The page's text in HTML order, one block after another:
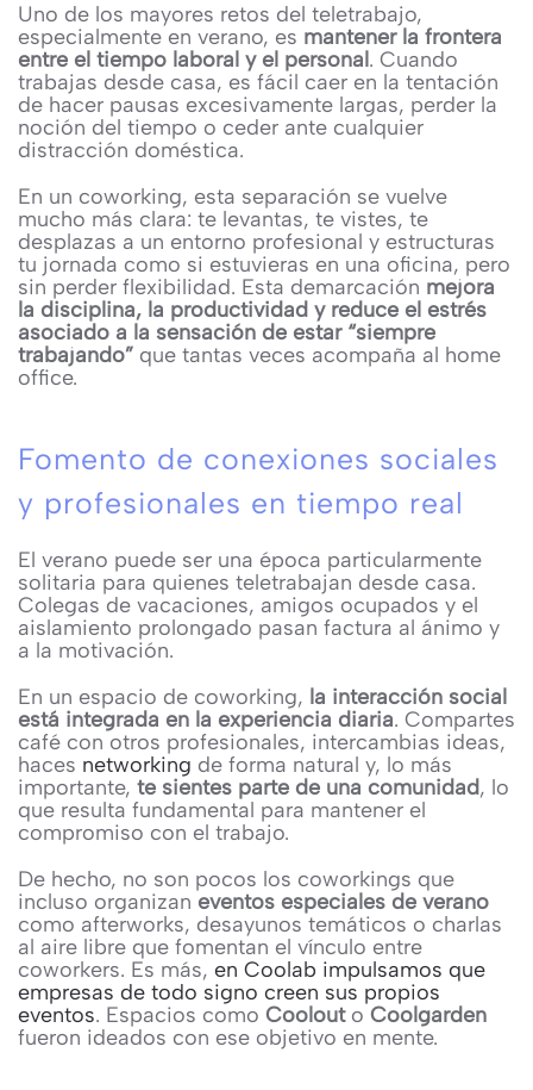
Uno de los mayores retos del teletrabajo,
especialmente en verano, es mantener la frontera
entre el tiempo laboral y el personal. Cuando
trabajas desde casa, es fácil caer en la tentación
de hacer pausas excesivamente largas, perder la
noción del tiempo o ceder ante cualquier
distracción doméstica.
En un coworking, esta separación se vuelve
mucho más clara: te levantas, te vistes, te
desplazas a un entorno profesional y estructuras
tu jornada como si estuvieras en una oficina, pero
sin perder flexibilidad. Esta demarcación mejora
la disciplina, la productividad y reduce el estrés
asociado a la sensación de estar “siempre
trabajando” que tantas veces acompaña al home
office.
Fomento de conexiones sociales
y profesionales en tiempo real
El verano puede ser una época particularmente
solitaria para quienes teletrabajan desde casa.
Colegas de vacaciones, amigos ocupados y el
aislamiento prolongado pasan factura al ánimo y
a la motivación.
En un espacio de coworking, la interacción social
está integrada en la experiencia diaria. Compartes
café con otros profesionales, intercambias ideas,
haces networking de forma natural y, lo más
importante, te sientes parte de una comunidad, lo
que resulta fundamental para mantener el
compromiso con el trabajo.
De hecho, no son pocos los coworkings que
incluso organizan eventos especiales de verano
como afterworks, desayunos temáticos o charlas
al aire libre que fomentan el vínculo entre
coworkers. Es más, en Coolab impulsamos que
empresas de todo signo creen sus propios
eventos. Espacios como Coolouto Coolgarden
fueron ideados con ese objetivo en mente.